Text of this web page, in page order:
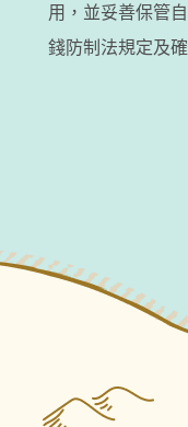
用，並妥善保管
錢防制法規定及